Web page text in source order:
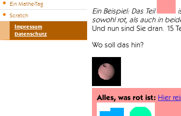
Ein Mathe-Tag
Scratch
Impressum
Datenschutz
Ein Beispiel: Das Teil
sowohl rot, als auch in
Und nun sind Sie dran. 15
Wo soll das hin?
Alles, was rot ist: Hier